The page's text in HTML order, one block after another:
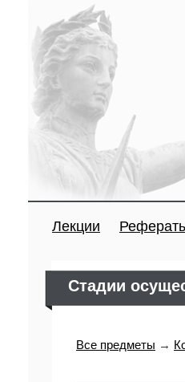
Лекции
Стадии
Все предметы →